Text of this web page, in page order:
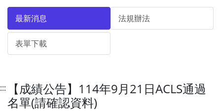
最新消息 法規辦法
表單下載
:::
【成績公告】114年9月21日ACLS通過
名單(請確認資料)